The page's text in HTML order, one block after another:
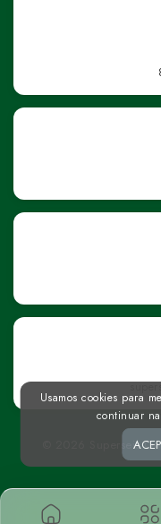
© 2026 Superseis
Usamos cookies para
continuar